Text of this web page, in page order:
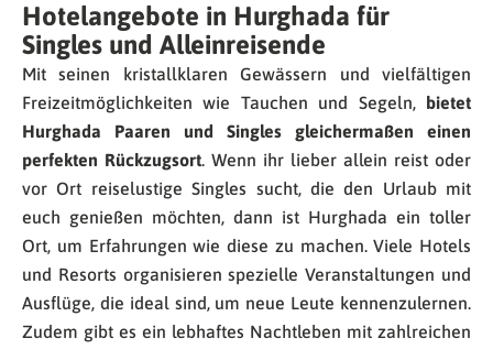
Hotelangebote in Hurghada für
Singles und Alleinreisende
Mit seinen kristallklaren Gewässern und vielfältigen
Freizeitmöglichkeiten wie Tauchen und Segeln,
bietet
Hurghada Paaren und Singles gleichermaßen einen
perfekten Rückzugsort. Wenn ihr lieber allein reist oder
vor Ort reiselustige Singles sucht, die den Urlaub mit
euch genießen möchten, dann ist Hurghada ein toller
Ort, um Erfahrungen wie diese zu machen. Viele Hotels
und Resorts organisieren spezielle Veranstaltungen und
Ausflüge, die ideal sind, um neue Leute kennenzulernen.
Zudem gibt es ein lebhaftes Nachtleben mit zahlreichen